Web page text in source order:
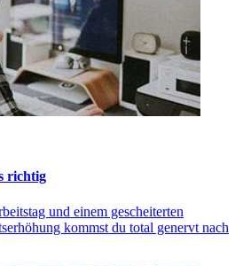
richtig
und einem gescheiterten
kommst du total genervt nach